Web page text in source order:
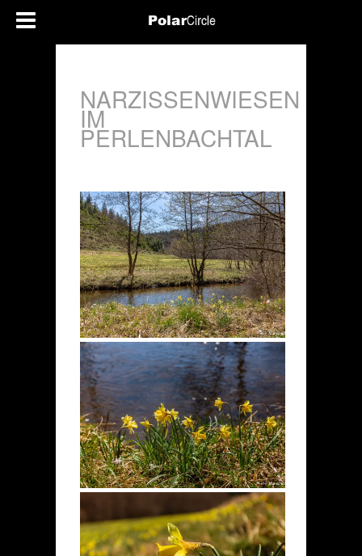
NARZISSENWIESEN
IM
PERLENBACHTAL